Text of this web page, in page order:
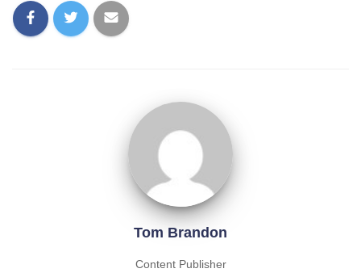
Tom Brandon
Content Publisher